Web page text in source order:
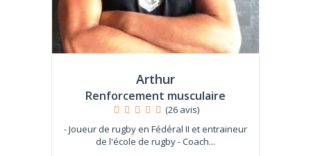
Arthur
Renforcement musculaire
(26 avis)
- Joueur de rugby en Fédéral II et entraineur
de l'école de rugby - Coach...